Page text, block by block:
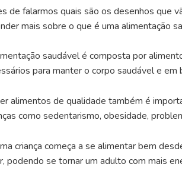
de falarmos quais são os desenhos que
mais sobre o que é uma alimentação
saudável é composta por
para manter o corpo saudável e
alimentos de qualidade também é
como sedentarismo, obesidade,
criança começa a se alimentar bem
podendo se tornar um adulto com mais